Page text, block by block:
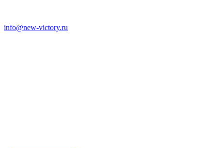
info@new-victory.ru